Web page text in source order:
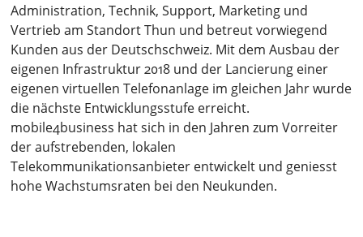
Administration, Technik, Support, Marketing und
Vertrieb am Standort Thun und betreut vorwiegend
Kunden aus der Deutschschweiz. Mit dem Ausbau der
eigenen Infrastruktur 2018 und der Lancierung einer
eigenen virtuellen Telefonanlage im gleichen Jahr wurde
die nächste Entwicklungsstufe erreicht.
mobile4business hat sich in den Jahren zum Vorreiter
der aufstrebenden, lokalen
Telekommunikationsanbieter entwickelt und geniesst
hohe Wachstumsraten bei den Neukunden.